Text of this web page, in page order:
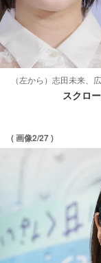
（左から）志田未来、
スクロ
( 画像2/27 )